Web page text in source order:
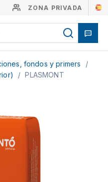
ZONA PRIVADA
fondos y primers
/
/ PLASMONT